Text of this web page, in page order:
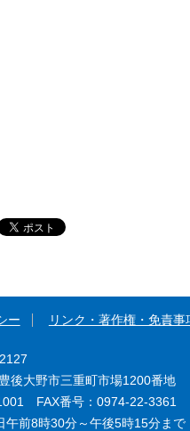
ー リンク・著作権・免責事
後大野市三重町市場1200番地
FAX番号：0974-22-3361
午前8時30分～午後5時15分ま